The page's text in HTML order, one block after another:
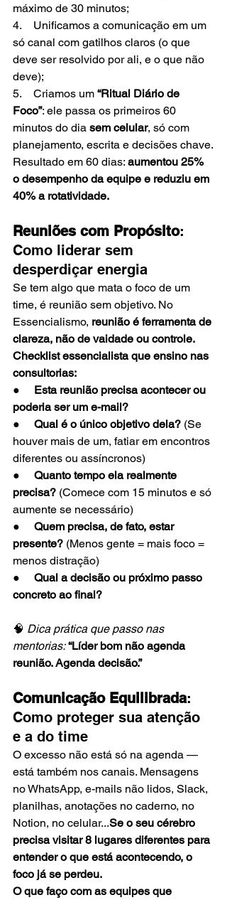
máximo de 30 minutos;
4.    Unificamos a comunicação em um
só canal com gatilhos claros (o que
deve ser resolvido por ali, e o que não
deve);
5.    Criamos um “Ritual Diário de
Foco”: ele passa os primeiros 60
minutos do dia sem celular, só com
planejamento, escrita e decisões chave.
Resultado em 60 dias: aumentou 25%
o desempenho da equipe e reduziu em
40% a rotatividade.
Reuniões com Propósito:
Como liderar sem
desperdiçar energia
Se tem algo que mata o foco de um
time, é reunião sem objetivo. No
Essencialismo, reunião é ferramenta de
clareza, não de vaidade ou controle.
Checklist essencialista que ensino nas
consultorias:
● Esta reunião precisa acontecer ou
poderia ser um e-mail?
● Qual é o único objetivo dela? (Se
houver mais de um, fatiar em encontros
diferentes ou assíncronos)
● Quanto tempo ela realmente
precisa? (Comece com 15 minutos e só
aumente se necessário)
● Quem precisa, de fato, estar
presente? (Menos gente = mais foco =
menos distração)
● Qual a decisão ou próximo passo
concreto ao final?
🧠 Dica prática que passo nas
mentorias: “Líder bom não agenda
reunião. Agenda decisão.”
Comunicação Equilibrada:
Como proteger sua atenção
e a do time
O excesso não está só na agenda —
está também nos canais. Mensagens
no WhatsApp, e-mails não lidos, Slack,
planilhas, anotações no caderno, no
Notion, no celular...Se o seu cérebro
precisa visitar 8 lugares diferentes para
entender o que está acontecendo, o
foco já se perdeu.
O que faço com as equipes que